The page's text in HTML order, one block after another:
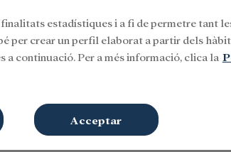
Iniciar sessió
finalitats estadístiques i a fi de permetre tant
per crear un perfil elaborat a partir dels
continuació. Per a més informació, clica la
Acceptar